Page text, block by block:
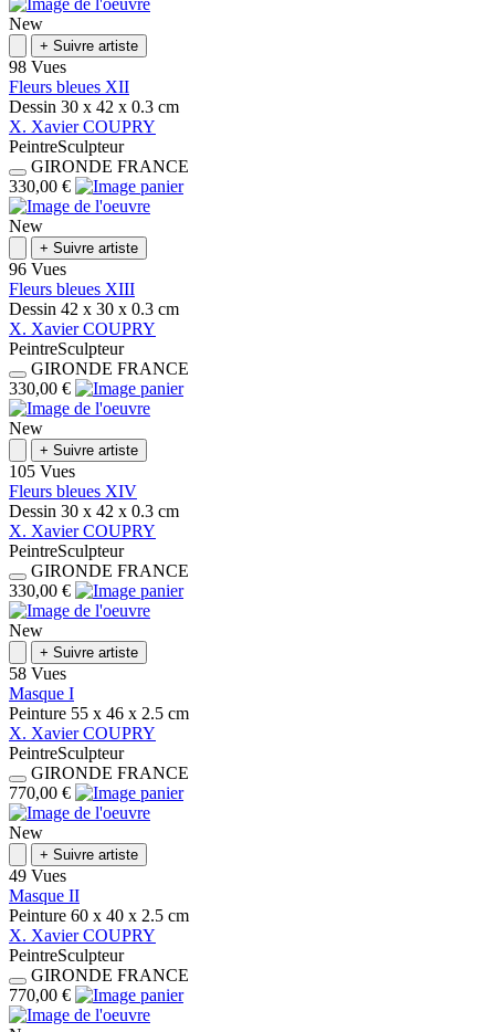
New
+ Suivre artiste
98 Vues
Fleurs bleues XII
Dessin 30 x 42 x 0.3 cm
X. Xavier COUPRY
PeintreSculpteur
GIRONDE FRANCE
330,00 €
New
+ Suivre artiste
96 Vues
Fleurs bleues XIII
Dessin 42 x 30 x 0.3 cm
X. Xavier COUPRY
PeintreSculpteur
GIRONDE FRANCE
330,00 €
New
+ Suivre artiste
105 Vues
Fleurs bleues XIV
Dessin 30 x 42 x 0.3 cm
X. Xavier COUPRY
PeintreSculpteur
GIRONDE FRANCE
330,00 €
New
+ Suivre artiste
58 Vues
Masque I
Peinture 55 x 46 x 2.5 cm
X. Xavier COUPRY
PeintreSculpteur
GIRONDE FRANCE
770,00 €
New
+ Suivre artiste
49 Vues
Masque II
Peinture 60 x 40 x 2.5 cm
X. Xavier COUPRY
PeintreSculpteur
GIRONDE FRANCE
770,00 €